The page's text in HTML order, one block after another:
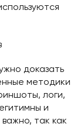
доказать
методики
логи,
и
так как